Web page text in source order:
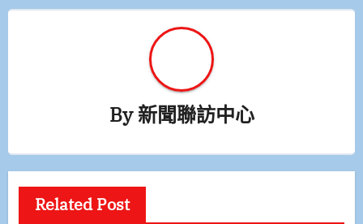
By新聞聯訪中心
Related Post